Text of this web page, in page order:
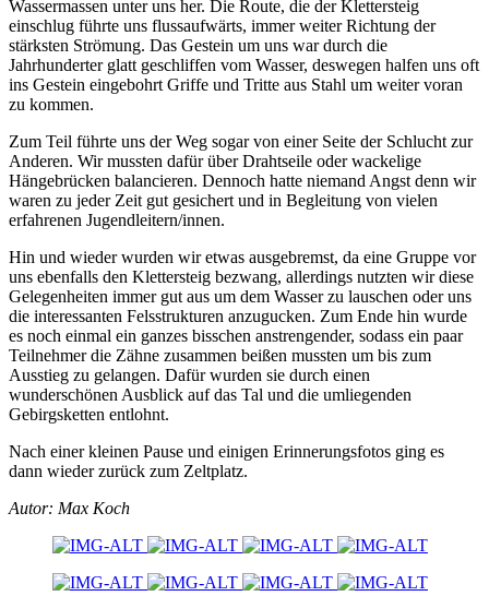
Wassermassen unter uns her. Die Route, die der Klettersteig
einschlug führte uns flussaufwärts, immer weiter Richtung der
stärksten Strömung. Das Gestein um uns war durch die
Jahrhunderter glatt geschliffen vom Wasser, deswegen halfen uns oft
ins Gestein eingebohrt Griffe und Tritte aus Stahl um weiter voran
zu kommen.
Zum Teil führte uns der Weg sogar von einer Seite der Schlucht zur
Anderen. Wir mussten dafür über Drahtseile oder wackelige
Hängebrücken balancieren. Dennoch hatte niemand Angst denn wir
waren zu jeder Zeit gut gesichert und in Begleitung von vielen
erfahrenen Jugendleitern/innen.
Hin und wieder wurden wir etwas ausgebremst, da eine Gruppe vor
uns ebenfalls den Klettersteig bezwang, allerdings nutzten wir diese
Gelegenheiten immer gut aus um dem Wasser zu lauschen oder uns
die interessanten Felsstrukturen anzugucken. Zum Ende hin wurde
es noch einmal ein ganzes bisschen anstrengender, sodass ein paar
Teilnehmer die Zähne zusammen beißen mussten um bis zum
Ausstieg zu gelangen. Dafür wurden sie durch einen
wunderschönen Ausblick auf das Tal und die umliegenden
Gebirgsketten entlohnt.
Nach einer kleinen Pause und einigen Erinnerungsfotos ging es
dann wieder zurück zum Zeltplatz.
Autor: Max Koch